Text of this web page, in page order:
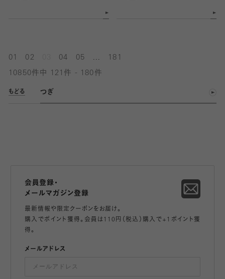
01 02 04 05 181
10850件中 121件 - 180件
もどる つぎ
会員登録・
メールマガジン登録
最新情報や限定クーポンをお届け。
購入でポイント獲得。会員は110円（税込）購入で+1ポイント獲
得。
メールアドレス